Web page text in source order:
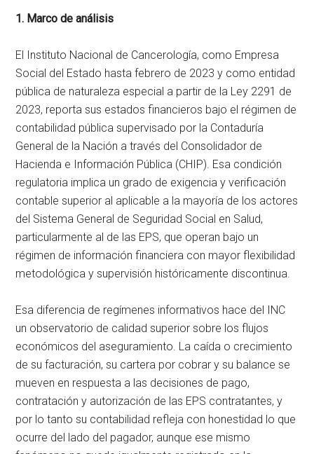
1. Marco de análisis
El Instituto Nacional de Cancerología, como Empresa
Social del Estado hasta febrero de 2023 y como entidad
pública de naturaleza especial a partir de la Ley 2291 de
2023, reporta sus estados financieros bajo el régimen de
contabilidad pública supervisado por la Contaduría
General de la Nación a través del Consolidador de
Hacienda e Información Pública (CHIP). Esa condición
regulatoria implica un grado de exigencia y verificación
contable superior al aplicable a la mayoría de los actores
del Sistema General de Seguridad Social en Salud,
particularmente al de las EPS, que operan bajo un
régimen de información financiera con mayor flexibilidad
metodológica y supervisión históricamente discontinua.
Esa diferencia de regímenes informativos hace del INC
un observatorio de calidad superior sobre los flujos
económicos del aseguramiento. La caída o crecimiento
de su facturación, su cartera por cobrar y su balance se
mueven en respuesta a las decisiones de pago,
contratación y autorización de las EPS contratantes, y
por lo tanto su contabilidad refleja con honestidad lo que
ocurre del lado del pagador, aunque ese mismo